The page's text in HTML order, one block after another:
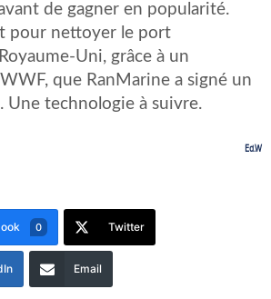
de gagner en popularité.
pour nettoyer le port
Uni, grâce à un
que RanMarine a signé un
Une technologie à suivre.
Ed.W
0 Twitter
Email